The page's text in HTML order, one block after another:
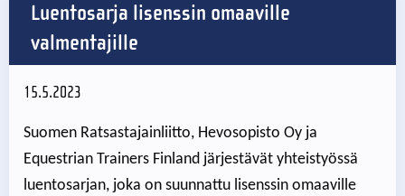
Luentosarja lisenssin omaaville
valmentajille
15.5.2023
Suomen Ratsastajainliitto, Hevosopisto Oy ja
Equestrian Trainers Finland järjestävät yhteistyössä
luentosarjan, joka on suunnattu lisenssin omaaville